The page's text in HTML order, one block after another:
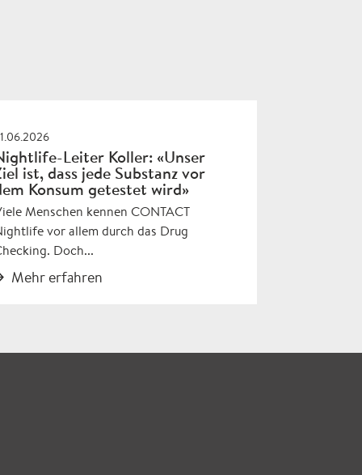
Leiter Koller: «Unser
ist, dass jede Substanz vor
Konsum getestet wird»
Menschen kennen CONTACT
vor allem durch das Drug
Doch...
Mehr erfahren